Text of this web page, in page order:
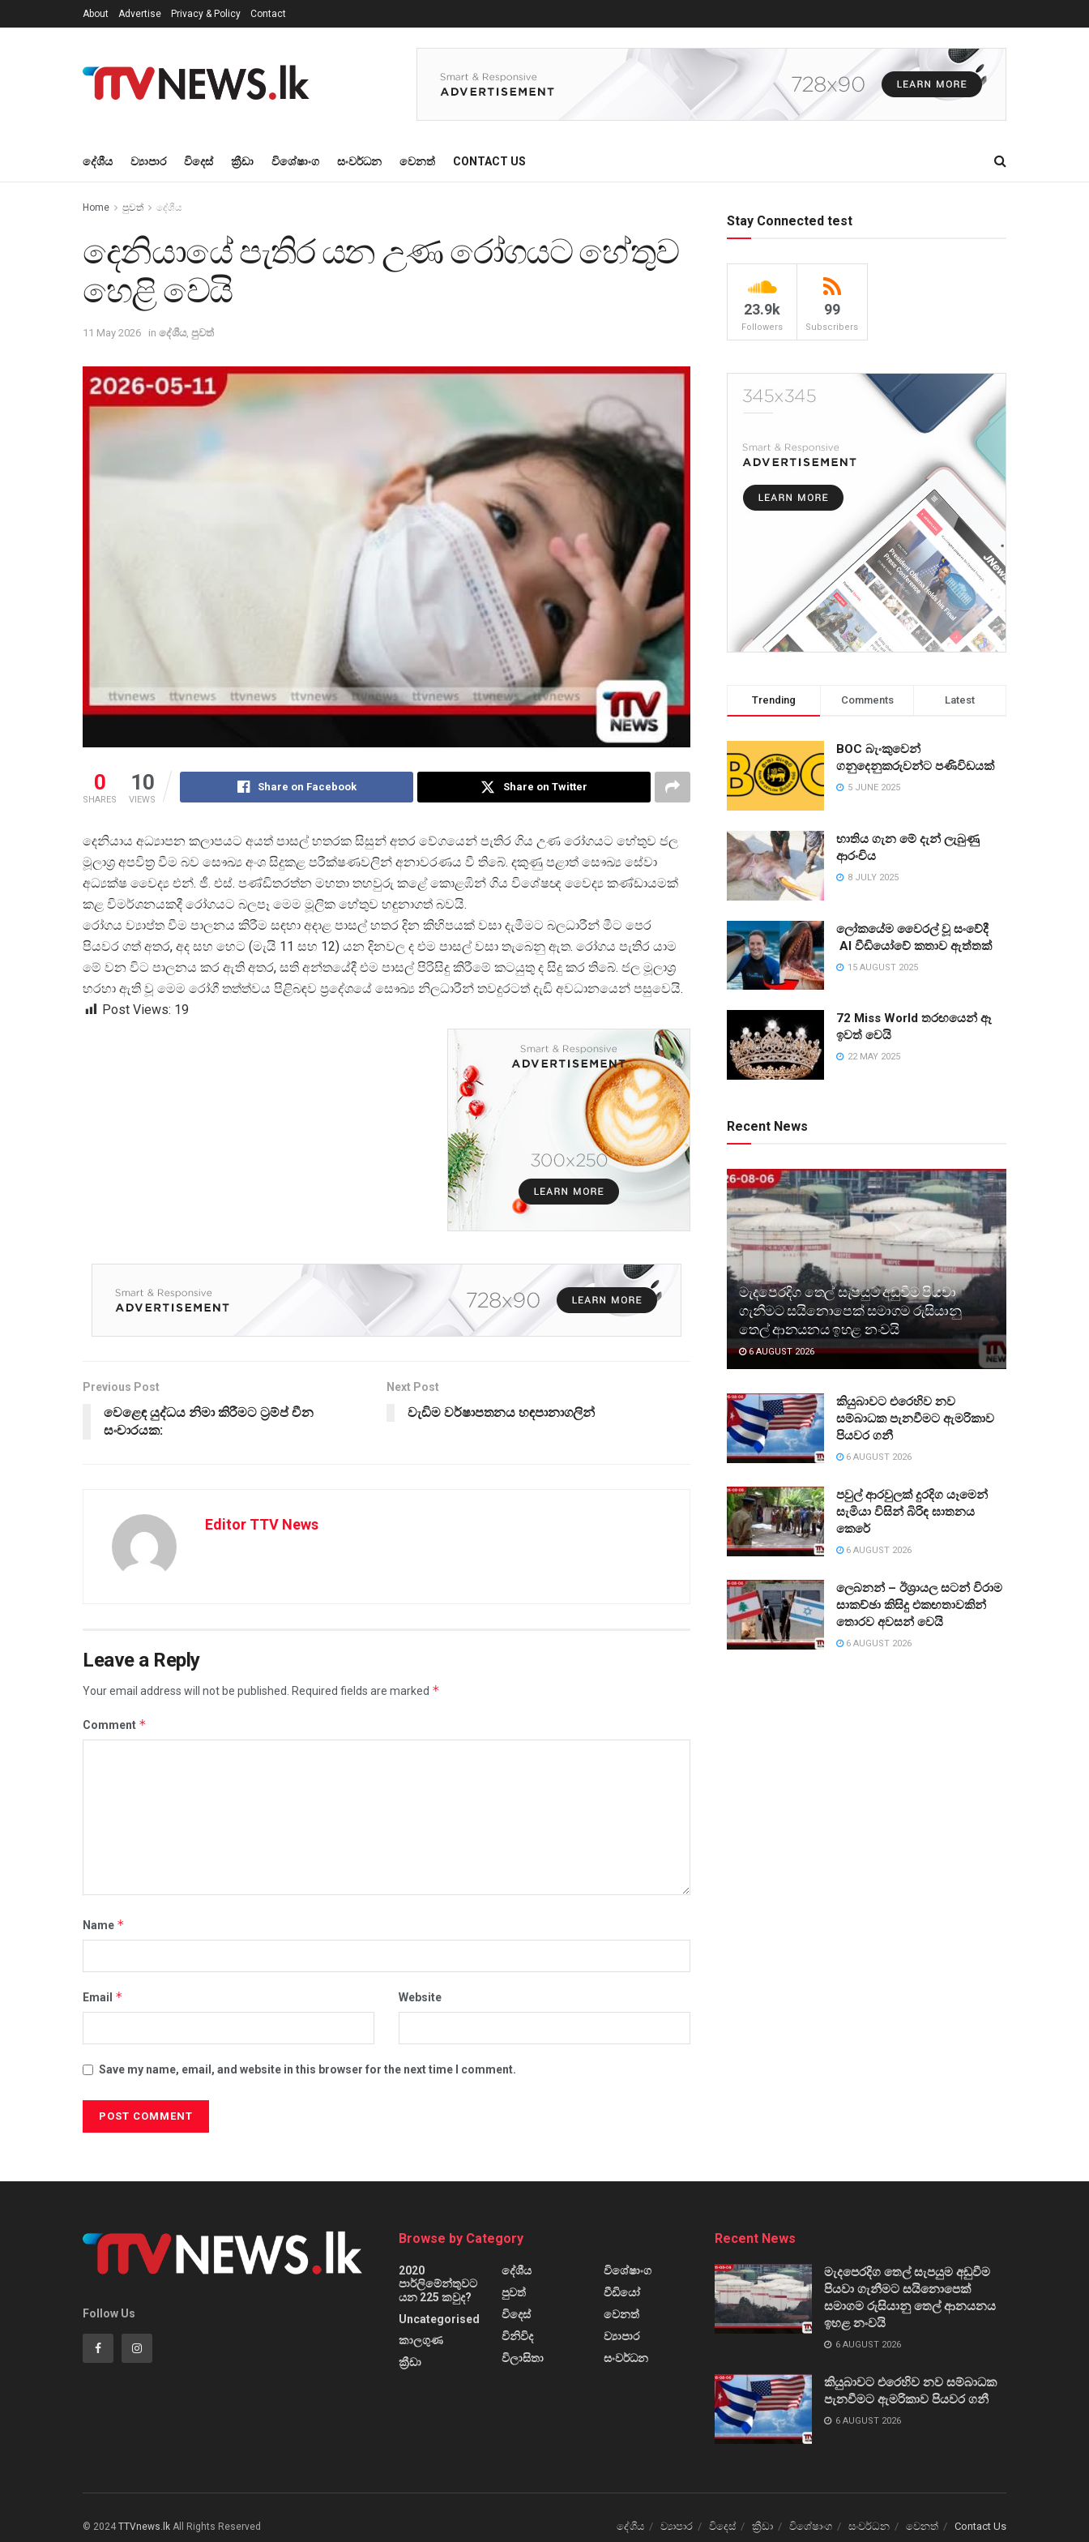
About Advertise Privacy & Policy Contact
දේශීය ව්‍යාපාර විදෙස් ක්‍රීඩා විශේෂාංග සංවර්ධන වෙනත් CONTACT US
Home පුවත් දේශීය
දෙනියායේ පැතිර යන උණ රෝගයට හේතුව
හෙළි වෙයි
11 May 2026 in දේශීය, පුවත්
0
SHARES
10
VIEWS
Share on Facebook Share on Twitter
දෙනියාය අධ්යාපන කලාපයට අයත් පාසල් හතරක සිසුන් අතර වේගයෙන් පැතිර ගිය උණ රෝගයට හේතුව ජල
මූලාශ් ර අපවිත් ර වීම බව සෞඛ් ය අංශ සිදුකළ පරීක්ෂණවලින් අනාවරණය වී තිබේ. දකුණු පළාත් සෞඛ් ය සේවා
අධ්යක්ෂ වෛද් ය එන්. ජී. එස්. පණ්ඩිතරත්න මහතා තහවුරු කළේ කොළඹින් ගිය විශේෂඥ වෛද් ය කණ්ඩායමක්
කළ විමර්ශනයකදී රෝගයට බලපෑ මෙම මූලික හේතුව හඳුනාගත් බවයි.
රෝගය ව්යාප්ත වීම පාලනය කිරීම සඳහා අදාළ පාසල් හතර දින කිහිපයක් වසා දැමීමට බලධාරීන් මීට පෙර
පියවර ගත් අතර, අද සහ හෙට (මැයි 11 සහ 12) යන දිනවල ද එම පාසල් වසා තැබෙනු ඇත. රෝගය පැතිර යාම
මේ වන විට පාලනය කර ඇති අතර, සති අන්තයේදී එම පාසල් පිරිසිදු කිරීමේ කටයුතු ද සිදු කර තිබේ. ජල මූලාශ්
හරහා ඇති වූ මෙම රෝගී තත්ත්වය පිළිබඳව ප්රදේශයේ සෞඛ් ය නිලධාරීන් තවදුරටත් දැඩි අවධානයෙන් පසුවෙයි.
Post Views: 19
Previous Post
වෙළෙඳ යුද්ධය නිමා කිරීමට ට්‍රම්ප් චීන
සංචාරයක:
Next Post
වැඩිම වර්ෂාපතනය හඳපානාගලින්
Editor TTV News
Leave a Reply
Your email address will not be published. Required fields are marked *
Comment *
Name *
Email * Website
Save my name, email, and website in this browser for the next time I comment.
Stay Connected test
23.9k
Followers
99
Subscribers
Trending Comments Latest
BOC බැංකුවෙන්
ගනුදෙනුකරුවන්ට පණිවිඩයක්
5 JUNE 2025
භාතිය ගැන මේ දැන් ලැබුණු
ආරංචිය
8 JULY 2025
ලෝකයේම වෛරල් වූ සංවේදී
AI වීඩියෝවේ කතාව ඇත්තක්
15 AUGUST 2025
72 Miss World තරඟයෙන් ඈ
ඉවත් වෙයි
22 MAY 2025
Recent News
මැදපෙරදිග තෙල් සැපයුම අඩුවීම පියවා
ගැනීමට සයිනොපෙක් සමාගම රුසියානු
තෙල් ආනයනය ඉහළ නංවයි
6 AUGUST 2026
කියුබාවට එරෙහිව නව
සම්බාධක පැනවීමට ඇමරිකාව
පියවර ගනී
6 AUGUST 2026
පවුල් ආරවුලක් දුරදිග යෑමෙන්
සැමියා විසින් බිරිඳ ඝාතනය
කෙරේ
6 AUGUST 2026
ලෙබනන් – ඊශ්‍රායල සටන් විරාම
සාකච්ඡා කිසිදු එකඟතාවකින්
තොරව අවසන් වෙයි
6 AUGUST 2026
Follow Us
Browse by Category
2020
පාර්ලිමේන්තුවට
යන 225 කවුද?
Uncategorised
කාලගුණ
ක්‍රීඩා
දේශීය
පුවත්
විදෙස්
විනිවිද
විලාසිතා
විශේෂාංග
වීඩියෝ
වෙනත්
ව්‍යාපාර
සංවර්ධන
Recent News
මැදපෙරදිග තෙල් සැපයුම අඩුවීම
පියවා ගැනීමට සයිනොපෙක්
සමාගම රුසියානු තෙල් ආනයනය
ඉහළ නංවයි
6 AUGUST 2026
කියුබාවට එරෙහිව නව සම්බාධක
පැනවීමට ඇමරිකාව පියවර ගනී
6 AUGUST 2026
දේශීය ව්‍යාපාර විදෙස් ක්‍රීඩා විශේෂාංග සංවර්ධන වෙනත් Contact Us
© 2024 TTVnews.lk All Rights Reserved